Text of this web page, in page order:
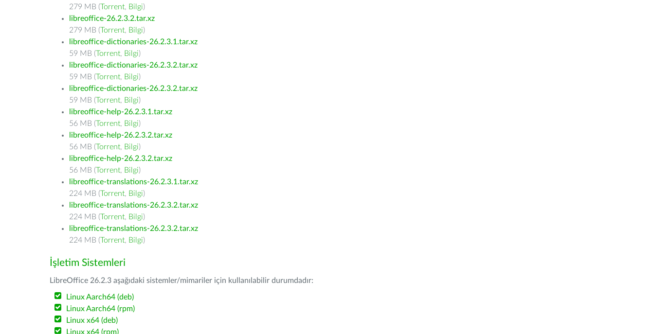
279 MB (Torrent, Bilgi)
libreoffice-26.2.3.2.tar.xz
279 MB (Torrent, Bilgi)
libreoffice-dictionaries-26.2.3.1.tar.xz
59 MB (Torrent, Bilgi)
libreoffice-dictionaries-26.2.3.2.tar.xz
59 MB (Torrent, Bilgi)
libreoffice-dictionaries-26.2.3.2.tar.xz
59 MB (Torrent, Bilgi)
libreoffice-help-26.2.3.1.tar.xz
56 MB (Torrent, Bilgi)
libreoffice-help-26.2.3.2.tar.xz
56 MB (Torrent, Bilgi)
libreoffice-help-26.2.3.2.tar.xz
56 MB (Torrent, Bilgi)
libreoffice-translations-26.2.3.1.tar.xz
224 MB (Torrent, Bilgi)
libreoffice-translations-26.2.3.2.tar.xz
224 MB (Torrent, Bilgi)
libreoffice-translations-26.2.3.2.tar.xz
224 MB (Torrent, Bilgi)
İşletim Sistemleri
LibreOffice 26.2.3 aşağıdaki sistemler/mimariler için kullanılabilir durumdadır:
Linux Aarch64 (deb)
Linux Aarch64 (rpm)
Linux x64 (deb)
Linux x64 (rpm)